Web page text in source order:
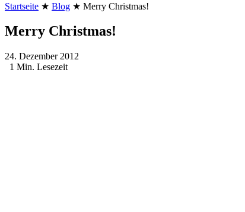
Startseite ★ Blog ★ Merry Christmas!
Merry Christmas!
24. Dezember 2012
1 Min. Lesezeit